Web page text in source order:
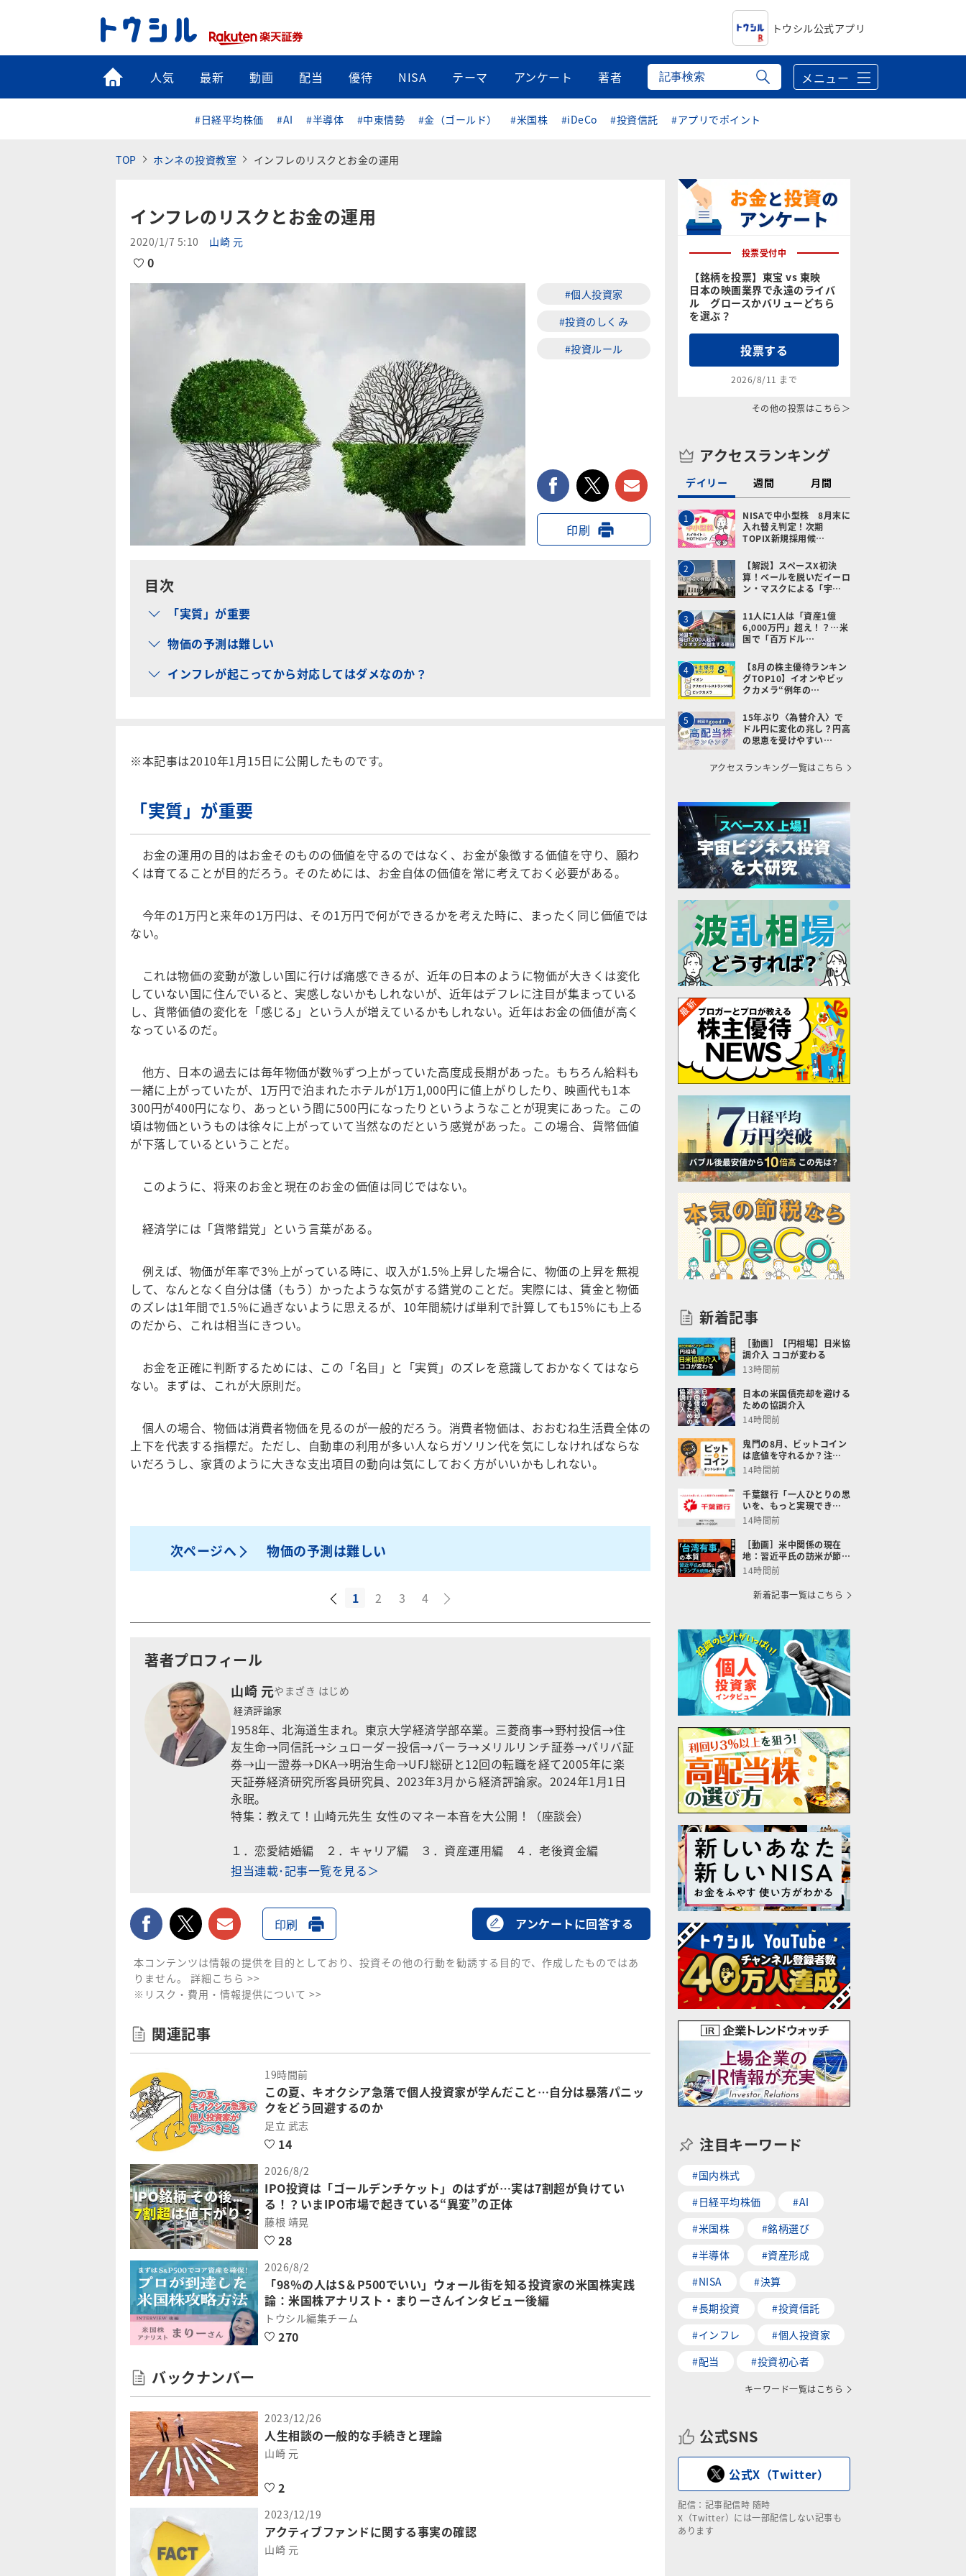
トウシル公式アプリ
トップ
人気 最新 動画 配当 優待 NISA テーマ アンケート 著者 メニュー
#日経平均株価 #AI #半導体 #中東情勢 #金（ゴールド） #米国株 #iDeCo #投資信託 #アプリでポイント
TOP ホンネの投資教室 インフレのリスクとお金の運用
インフレのリスクとお金の運用
2020/1/7 5:10 山崎 元
0
#個人投資家
#投資のしくみ
#投資ルール
facebooktwitter メールで送る
印刷
目次
「実質」が重要
物価の予測は難しい
インフレが起こってから対応してはダメなのか？
※本記事は2010年1月15日に公開したものです。
「実質」が重要
お金の運用の目的はお金そのものの価値を守るのではなく、お金が象徴する価値を守り、願わ
くは育てることが目的だろう。そのためには、お金自体の価値を常に考えておく必要がある。
今年の1万円と来年の1万円は、その1万円で何ができるかを考えた時に、まったく同じ価値では
ない。
これは物価の変動が激しい国に行けば痛感できるが、近年の日本のように物価が大きくは変化
していない国に住んでいると、実感しないかもしれないが、近年はデフレに注目が集まっている
し、貨幣価値の変化を「感じる」という人が増えているかもしれない。近年はお金の価値が高く
なっているのだ。
他方、日本の過去には毎年物価が数％ずつ上がっていた高度成長期があった。もちろん給料も
一緒に上がっていたが、1万円で泊まれたホテルが1万1,000円に値上がりしたり、映画代も1本
300円が400円になり、あっという間に500円になったりというようなことが現実にあった。この
頃は物価というものは徐々に上がっていて当然なのだという感覚があった。この場合、貨幣価値
が下落しているということだ。
このように、将来のお金と現在のお金の価値は同じではない。
経済学には「貨幣錯覚」という言葉がある。
例えば、物価が年率で3％上がっている時に、収入が1.5％上昇した場合に、物価の上昇を無視
して、なんとなく自分は儲（もう）かったような気がする錯覚のことだ。実際には、賃金と物価
のズレは1年間で1.5％に過ぎないように思えるが、10年間続けば単利で計算しても15％にも上る
のだから、これは相当にきつい。
お金を正確に判断するためには、この「名目」と「実質」のズレを意識しておかなくてはなら
ない。まずは、これが大原則だ。
個人の場合、物価は消費者物価を見るのが一般的だろう。消費者物価は、おおむね生活費全体の
上下を代表する指標だ。ただし、自動車の利用が多い人ならガソリン代を気にしなければならな
いだろうし、家賃のように大きな支出項目の動向は気にしておく方がいいかもしれない。
次ページへ 物価の予測は難しい
1 2 3 4
著者プロフィール
山崎 元やまざき はじめ
経済評論家
1958年、北海道生まれ。東京大学経済学部卒業。三菱商事→野村投信→住
友生命→同信託→シュローダー投信→バーラ→メリルリンチ証券→パリバ証
券→山一證券→DKA→明治生命→UFJ総研と12回の転職を経て2005年に楽
天証券経済研究所客員研究員、2023年3月から経済評論家。2024年1月1日
永眠。
特集： 教えて！山崎元先生 女性のマネー本音を大公開！（座談会）
１． 恋愛結婚編 ２． キャリア編 ３． 資産運用編 ４． 老後資金編
担当連載･記事一覧を見る＞
facebooktwitter メールで送る
印刷 アンケートに回答する
本コンテンツは情報の提供を目的としており、投資その他の行動を勧誘する目的で、作成したものではあ
りません。 詳細こちら >>
※リスク・費用・情報提供について >>
関連記事
19時間前
この夏、キオクシア急落で個人投資家が学んだこと…自分は暴落パニッ
クをどう回避するのか
足立 武志
14
2026/8/2
IPO投資は「ゴールデンチケット」のはずが…実は7割超が負けてい
る！？いまIPO市場で起きている“異変”の正体
藤根 靖晃
28
2026/8/2
「98％の人はS＆P500でいい」ウォール街を知る投資家の米国株実践
論：米国株アナリスト・まりーさんインタビュー後編
トウシル編集チーム
270
バックナンバー
2023/12/26
人生相談の一般的な手続きと理論
山崎 元
2
2023/12/19
アクティブファンドに関する事実の確認
山崎 元
投票受付中
【銘柄を投票】東宝 vs 東映
日本の映画業界で永遠のライバ
ル グロースかバリューどちら
を選ぶ？
投票する
2026/8/11 まで
その他の投票はこちら＞
アクセスランキング
デイリー 週間 月間
1
NISAで中小型株 8月末に
入れ替え判定！次期
TOPIX新規採用候…
2
【解説】スペースX初決
算！ベールを脱いだイーロ
ン・マスクによる「宇…
3
11人に1人は「資産1億
6,000万円」超え！？…米
国で「百万ドル…
4
【8月の株主優待ランキン
グTOP10】イオンやビッ
クカメラ“例年の…
5
15年ぶり〈為替介入〉で
ドル円に変化の兆し？円高
の恩恵を受けやすい…
アクセスランキング一覧はこちら
新着記事
［動画］【円相場】日米協
調介入 ココが変わる
13時間前
日本の米国債売却を避ける
ための協調介入
14時間前
鬼門の8月、ビットコイン
は底値を守れるか？注…
14時間前
千葉銀行「一人ひとりの思
いを、もっと実現でき…
14時間前
［動画］米中関係の現在
地：習近平氏の訪米が節…
14時間前
新着記事一覧はこちら
注目キーワード
#国内株式
#日経平均株価
#AI
#米国株
#銘柄選び
#半導体
#資産形成
#NISA
#決算
#長期投資
#投資信託
#インフレ
#個人投資家
#配当
#投資初心者
キーワード一覧はこちら
公式SNS
公式X（Twitter）
配信：記事配信時 随時
X（Twitter）には一部配信しない記事も
あります